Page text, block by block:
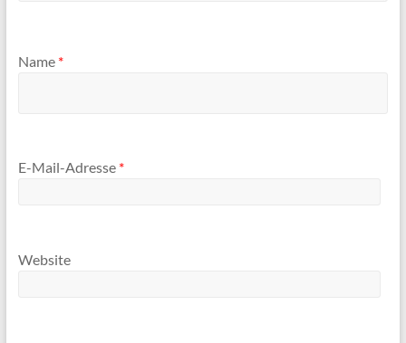
Name *
E-Mail-Adresse *
Website